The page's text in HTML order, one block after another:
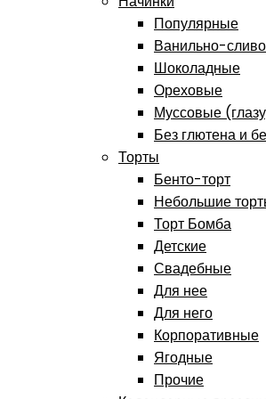
Популярные
Ванильно-
Шоколадные
Ореховые
Муссовые
Без глютена и
Торты
Бенто-торт
Небольшие
Торт Бомба
Детские
Свадебные
Для нее
Для него
Корпоративные
Ягодные
Прочие